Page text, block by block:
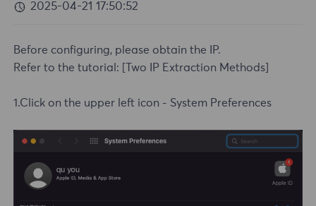
2025-04-21 17:50:52
Before configuring, please obtain the IP.
Refer to the tutorial: [Two IP Extraction Methods]
1.Click on the upper left icon - System Preferences